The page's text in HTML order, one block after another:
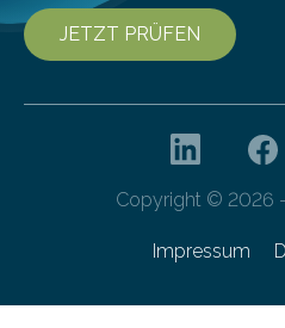
JETZT PRÜFEN
Copyright © 2026
Impressum